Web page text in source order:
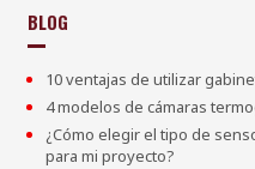
BLOG
10 ventajas de utilizar
4 modelos de cámaras
¿Cómo elegir el tipo de
para mi proyecto?